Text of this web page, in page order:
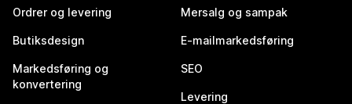
Ordrer og levering
Butiksdesign
Markedsføring og
konvertering
Mersalg og sampak
E-mailmarkedsføring
SEO
Levering